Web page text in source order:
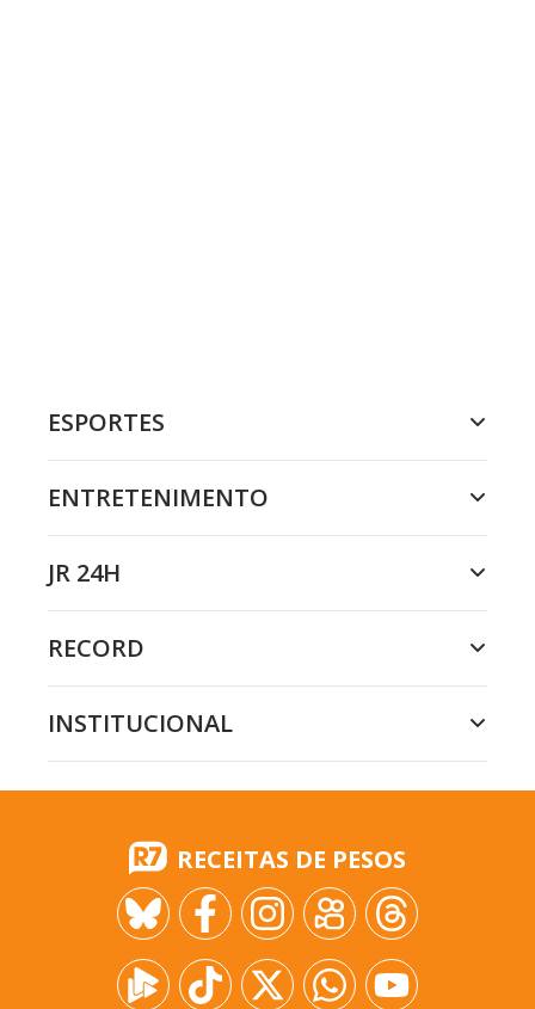
ESPORTES
ENTRETENIMENTO
JR 24H
RECORD
INSTITUCIONAL
RECEITAS DE PESOS